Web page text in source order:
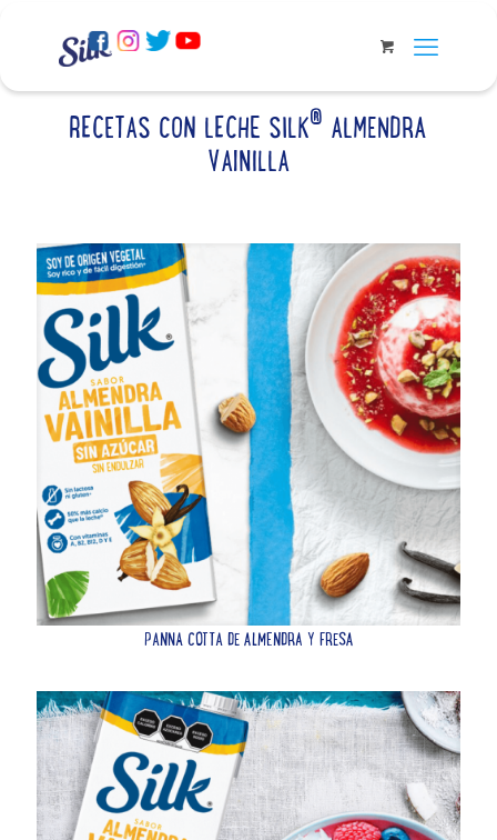
RECETAS CON LECHE SILK® ALMENDRA
VAINILLA
PANNA COTTA DE ALMENDRA Y FRESA